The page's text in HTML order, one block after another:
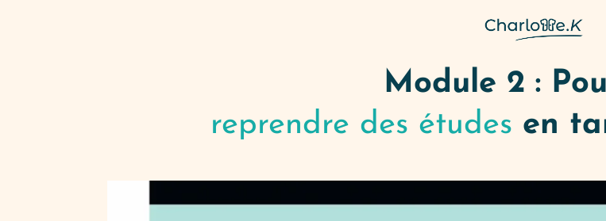
Module 2 :
reprendre des études en